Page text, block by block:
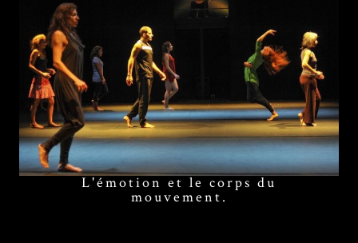
L'émotion et le corps du
mouvement.